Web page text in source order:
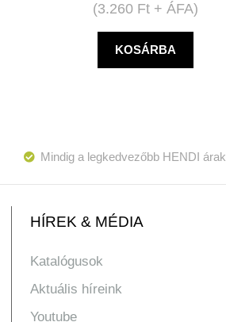
(3.260 Ft + ÁFA)
KOSÁRBA
Mindig a legkedvezőbb HENDI árak
HÍREK & MÉDIA
Katalógusok
Aktuális híreink
Youtube